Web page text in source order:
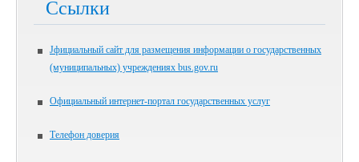
Ссылки
Jфициальный сайт для размещения информации о государственных
(муниципальных) учреждениях bus.gov.ru
Официальный интернет-портал государственных услуг
Телефон доверия